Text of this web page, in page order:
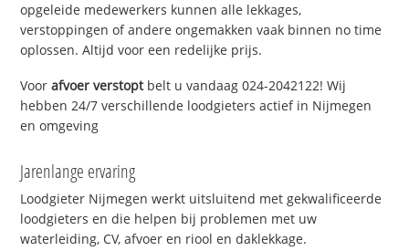
opgeleide medewerkers kunnen alle lekkages,
verstoppingen of andere ongemakken vaak binnen no time
oplossen. Altijd voor een redelijke prijs.
Voorafvoer verstoptbelt u vandaag 024-2042122! Wij
hebben 24/7 verschillende loodgieters actief in Nijmegen
en omgeving
Jarenlange ervaring
Loodgieter Nijmegen werkt uitsluitend met gekwalificeerde
loodgieters en die helpen bij problemen met uw
waterleiding, CV, afvoer en riool en daklekkage.